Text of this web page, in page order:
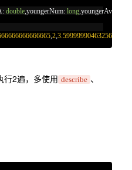
: double, youngerNum: long, youngerAvgGPA
, 2, 3.5999999046325684
行2遍，多使用 describe 、